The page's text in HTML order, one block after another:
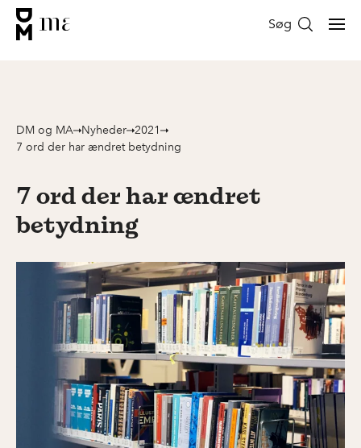
Søg
DM og MA Nyheder 2021
7 ord der har ændret betydning
7 ord der har ændret
betydning